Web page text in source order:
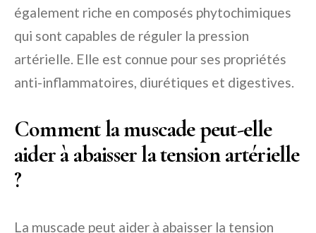
également riche en composés phytochimiques
qui sont capables de réguler la pression
artérielle. Elle est connue pour ses propriétés
anti-inflammatoires, diurétiques et digestives.
Comment la muscade peut-elle
aider à abaisser la tension artérielle
?
La muscade peut aider à abaisser la tension